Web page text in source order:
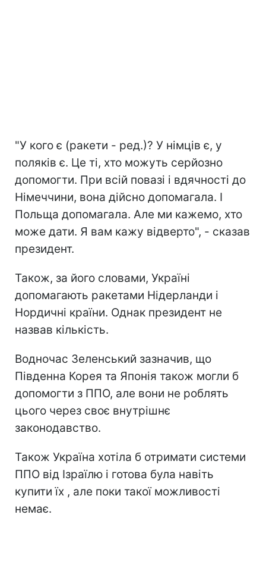
"У кого є (ракети - ред.)? У німців є, у
поляків є. Це ті, хто можуть серйозно
допомогти. При всій повазі і вдячності до
Німеччини, вона дійсно допомагала. І
Польща допомагала. Але ми кажемо, хто
може дати. Я вам кажу відверто", - сказав
президент.
Також, за його словами, Україні
допомагають ракетами Нідерланди і
Нордичні країни. Однак президент не
назвав кількість.
Водночас Зеленський зазначив, що
Південна Корея та Японія також могли б
допомогти з ППО, але вони не роблять
цього через своє внутрішнє
законодавство.
Також Україна хотіла б отримати системи
ППО від Ізраїлю і готова була навіть
купити їх , але поки такої можливості
немає.